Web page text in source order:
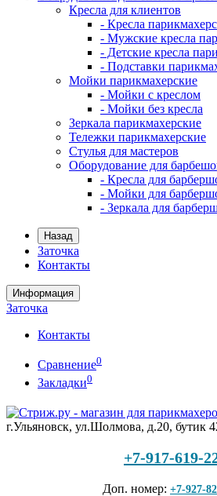
Кресла для клиентов
- Кресла
- Мужские кресла
- Детские кресла
- Подставки
Мойки парикмахерские
- Мойки с креслом
- Мойки без кресла
Зеркала парикмахерские
Тележки парикмахерские
Стулья для мастеров
Оборудование для
- Кресла для
- Мойки для
- Зеркала для
Назад
Заточка
Контакты
Информация
Заточка
Контакты
Сравнение0
Закладки0
г.Ульяновск, ул.Шолмова, д.20, бутик
+7-917-619-
Доп. номер: +7-927-